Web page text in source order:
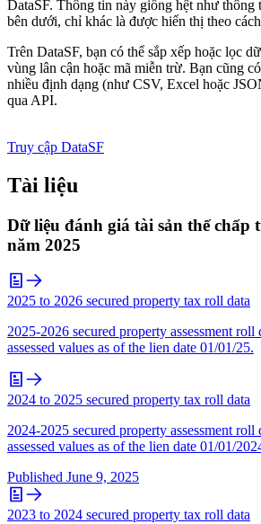
DataSF. Thông tin này giống hệt như thông
bên dưới, chỉ khác là được hiển thị theo
Trên DataSF, bạn có thể sắp xếp hoặc lọc
vùng lân cận hoặc mã miễn trừ. Bạn cũng
nhiều định dạng (như CSV, Excel hoặc
qua API.
Truy cập DataSF
Tài liệu
Dữ liệu đánh giá tài sản thế chấp
năm 2025
2025 to 2026 secured property tax roll data
2025-2026 secured property assessment
assessed values as of the lien date 01/01/25.
2024 to 2025 secured property tax roll data
2024-2025 secured property assessment
assessed values as of the lien date 01/01/
Published June 9, 2025
2023 to 2024 secured property tax roll data